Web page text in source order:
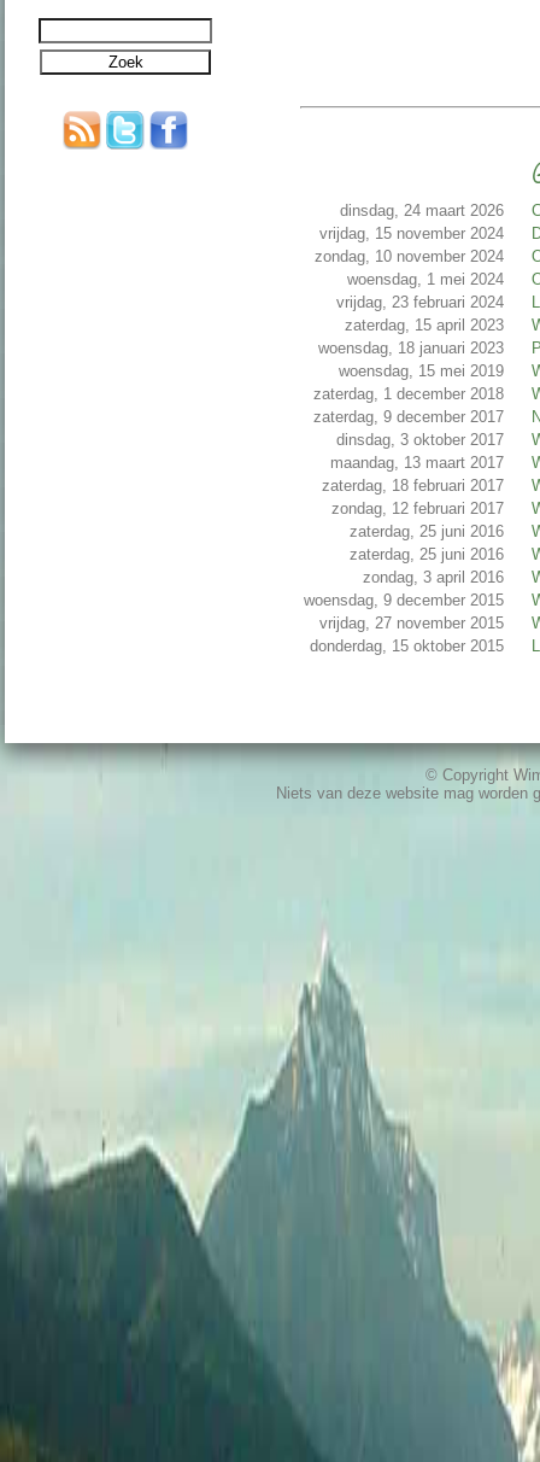
dinsdag, 24 maart 2026
vrijdag, 15 november 2024
zondag, 10 november 2024
woensdag, 1 mei 2024
vrijdag, 23 februari 2024
zaterdag, 15 april 2023
woensdag, 18 januari 2023
woensdag, 15 mei 2019
zaterdag, 1 december 2018
zaterdag, 9 december 2017
dinsdag, 3 oktober 2017
maandag, 13 maart 2017
zaterdag, 18 februari 2017
zondag, 12 februari 2017
zaterdag, 25 juni 2016
zaterdag, 25 juni 2016
zondag, 3 april 2016
woensdag, 9 december 2015
vrijdag, 27 november 2015
donderdag, 15 oktober 2015
© Copyright
Niets van deze website mag worden